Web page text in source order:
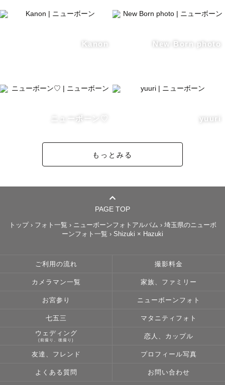
Kanon New Born photo
ニューボーン♡ yuuri
もっとみる
PAGE TOP
トップ› フォト一覧 › ニューボーンフォトアルバム › 埼玉県のニューボ
ーンフォト一覧 › Shizuki × Hazuki
ご利用の流れ 撮影料金
カメラマン一覧 家族、ファミリー
お宮参り ニューボーンフォト
七五三 マタニティフォト
ウェディング
(前撮り、後撮り)
恋人、カップル
友達、フレンド プロフィール写真
よくある質問 お問い合わせ